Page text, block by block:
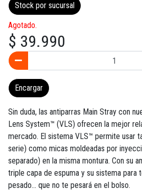
Stock por sucursal
Agotado.
$ 39.990
Encargar
Sin duda, las antiparras Main Stray con
Lens System™ (VLS) ofrecen la mejor
mercado. El sistema VLS™ permite usar
serie) como micas moldeadas por
separado) en la misma montura. Con su
triple capa de espuma y su sistema para
pesado... que no te pesará en el bolso.